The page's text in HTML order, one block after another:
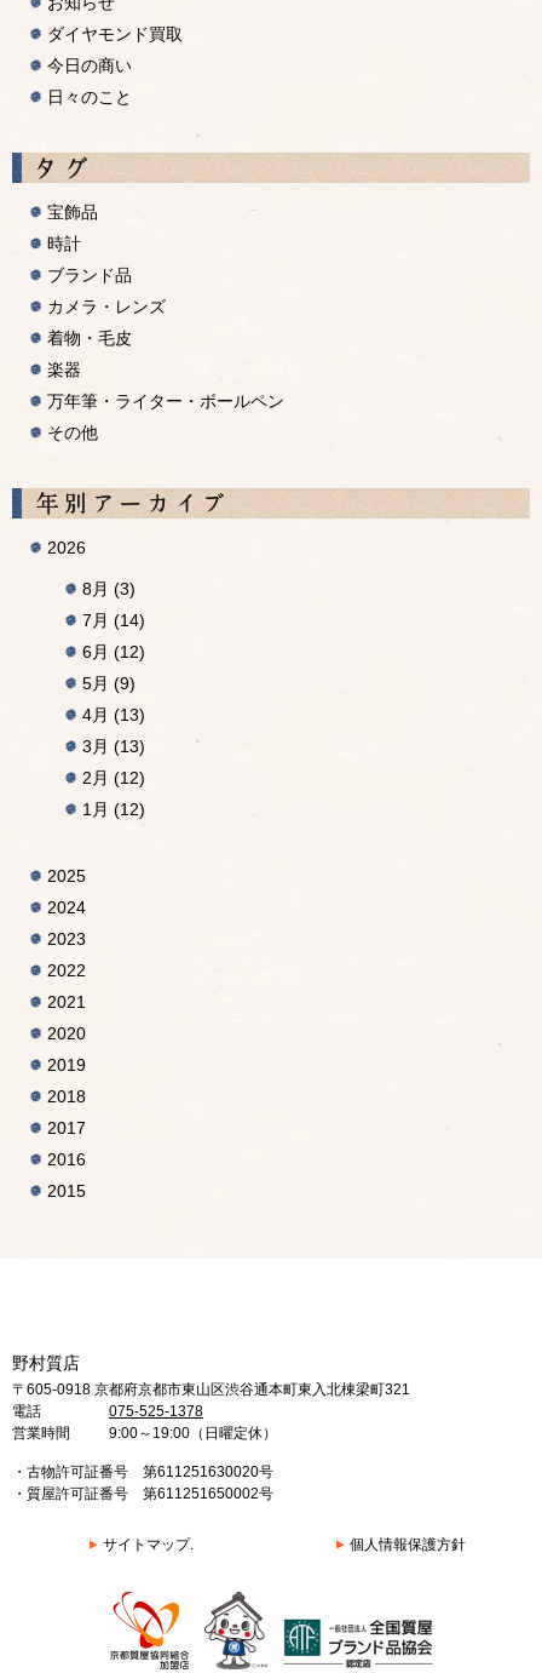
ダイヤモンド買取
今日の商い
日々のこと
宝飾品
時計
ブランド品
カメラ・レンズ
着物・毛皮
楽器
万年筆・ライター・ボールペン
その他
2026
8月 (3)
7月 (14)
6月 (12)
5月 (9)
4月 (13)
3月 (13)
2月 (12)
1月 (12)
2025
2024
2023
2022
2021
2020
2019
2018
2017
2016
2015
野村質店
〒605-0918 京都府京都市東山区渋谷通本町東入北棟梁町321
電話
075-525-1378
営業時間
9:00～19:00（日曜定休）
・古物許可証番号 第611251630020号
・質屋許可証番号 第611251650002号
サイトマップ. 個人情報保護方針